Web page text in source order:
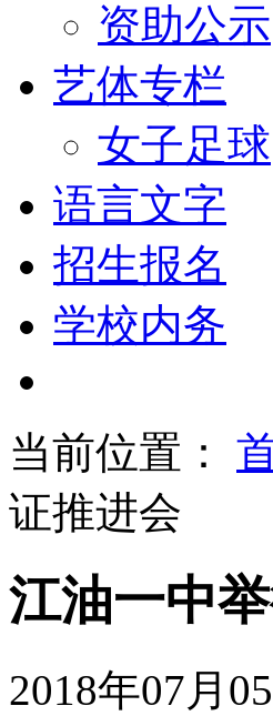
资助公示
艺体专栏
女子足球
语言文字
招生报名
学校内务
当前位置：
证推进会
江油一中
2018年07月